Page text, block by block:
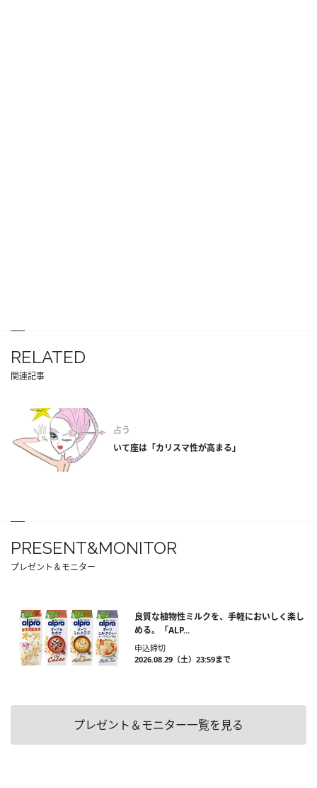
RELATED
関連記事
占う
いて座は「カリスマ性が高まる」
PRESENT&MONITOR
プレゼント＆モニター
良質な植物性ミルクを、手軽においしく楽し
める。「ALP...
申込締切
2026.08.29（土）23:59まで
プレゼント＆モニター一覧を見る